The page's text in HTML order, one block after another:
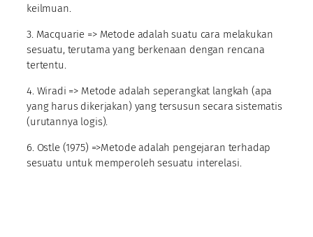
keilmuan.
3. Macquarie => Metode adalah suatu cara melakukan
sesuatu, terutama yang berkenaan dengan rencana
tertentu.
4. Wiradi => Metode adalah seperangkat langkah (apa
yang harus dikerjakan) yang tersusun secara sistematis
(urutannya logis).
6. Ostle (1975) =>Metode adalah pengejaran terhadap
sesuatu untuk memperoleh sesuatu interelasi.